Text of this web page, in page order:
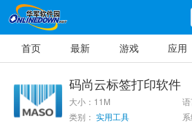
首页 最新 游戏 应用
码尚云标签打印软件
大小：11M
类别： 实用工具